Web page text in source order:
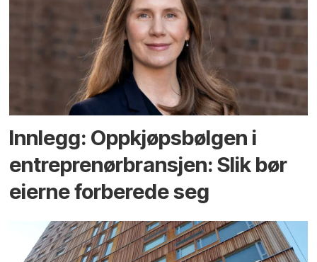
Innlegg: Oppkjøps­bølgen i
entreprenør­bransjen: Slik bør
eierne forberede seg